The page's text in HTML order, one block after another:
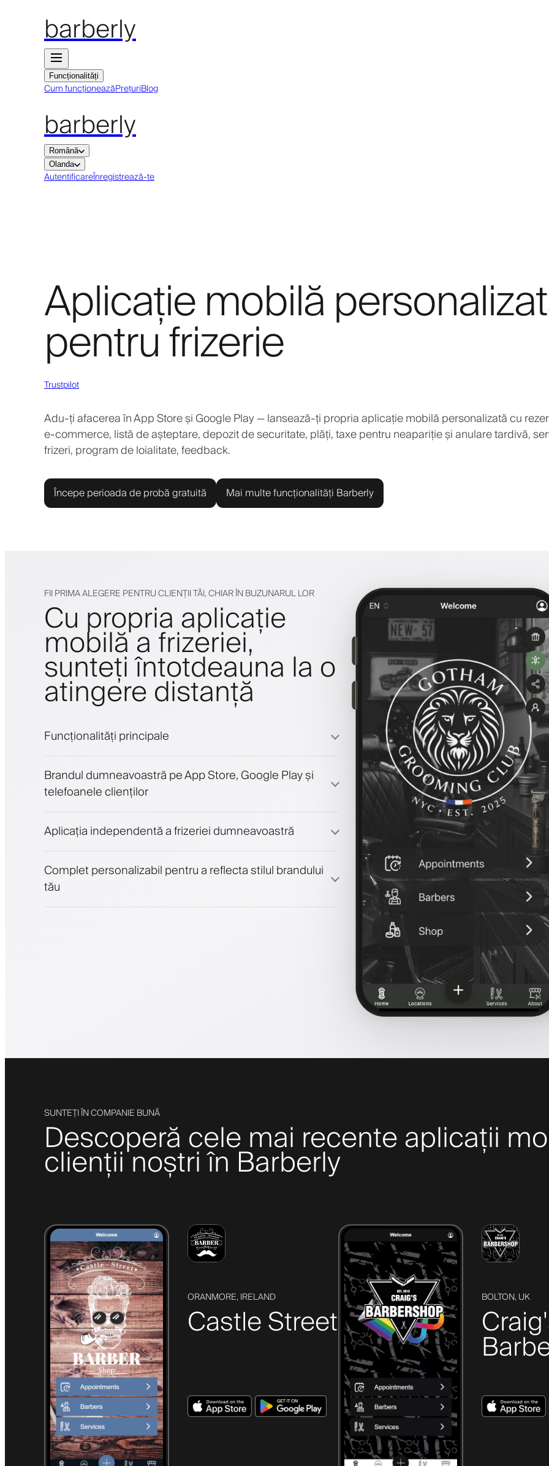
barberly
Funcționalități
Cum funcționeazăPrețuriBlog
barberly
Română
Olanda
AutentificareÎnregistrează-te
Aplicație mobilă
pentru frizerie
Trustpilot
Adu-ți afacerea în App Store și Google Play — lansează-ți propria aplicație mobilă personalizată cu
e-commerce, listă de așteptare, depozit de securitate, plăți, taxe pentru neapariție și anulare tardivă,
frizeri, program de loialitate, feedback.
Începe perioada de probă gratuită Mai multe funcționalități Barberly
FII PRIMA ALEGERE PENTRU CLIENȚII TĂI, CHIAR ÎN BUZUNARUL LOR
Cu propria aplicație
mobilă a frizeriei,
sunteți întotdeauna la o
atingere distanță
Funcționalități principale
Plăți, depozit de securitate
Vinde produse de înfrumusețare
Brandul dumneavoastră pe App Store, Google Play și
telefoanele clienților
Aplicația independentă a frizeriei dumneavoastră
Complet personalizabil pentru a reflecta stilul brandului
tău
SUNTEȚI ÎN COMPANIE BUNĂ
Descoperă cele mai recente aplicații
clienții noștri în Barberly
ORANMORE, IRELAND
Castle Street
BOLTON, UK